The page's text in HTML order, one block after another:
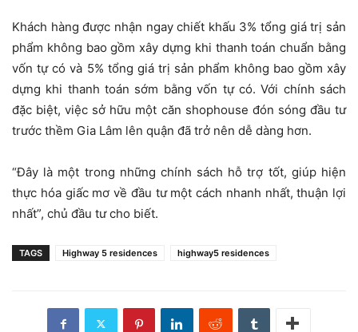
Khách hàng được nhận ngay chiết khấu 3% tổng giá trị sản
phẩm không bao gồm xây dựng khi thanh toán chuẩn bằng
vốn tự có và 5% tổng giá trị sản phẩm không bao gồm xây
dựng khi thanh toán sớm bằng vốn tự có. Với chính sách
đặc biệt, việc sở hữu một căn shophouse đón sóng đầu tư
trước thềm Gia Lâm lên quận đã trở nên dễ dàng hơn.
“Đây là một trong những chính sách hỗ trợ tốt, giúp hiện
thực hóa giấc mơ về đầu tư một cách nhanh nhất, thuận lợi
nhất”, chủ đầu tư cho biết.
TAGS Highway 5 residences highway5 residences